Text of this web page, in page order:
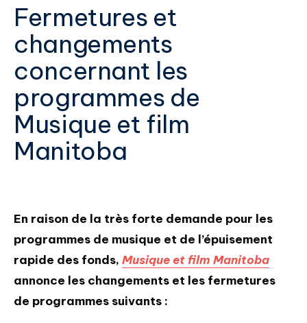
Fermetures et
changements
concernant les
programmes de
Musique et film
Manitoba
En raison de la très forte demande pour les
programmes de musique et de l’épuisement
rapide des fonds, Musique et film Manitoba
annonce les changements et les fermetures
de programmes suivants :